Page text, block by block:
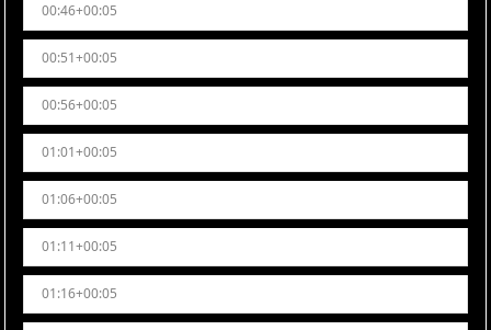
00:46+00:05
00:51+00:05
00:56+00:05
01:01+00:05
01:06+00:05
01:11+00:05
01:16+00:05